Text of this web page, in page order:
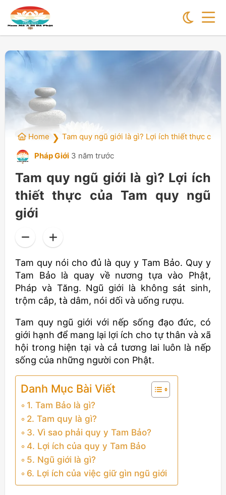
Home ❯ Tam quy ngũ giới là gì? Lợi ích thiết thực của
Pháp Giới 3 năm trước
Tam quy ngũ giới là gì? Lợi ích
thiết thực của Tam quy ngũ
giới
Tam quy nói cho đủ là quy y Tam Bảo. Quy y
Tam Bảo là quay về nương tựa vào Phật,
Pháp và Tăng. Ngũ giới là không sát sinh,
trộm cắp, tà dâm, nói dối và uống rượu.
Tam quy ngũ giới với nếp sống đạo đức, có
giới hạnh để mang lại lợi ích cho tự thân và xã
hội trong hiện tại và cả tương lai luôn là nếp
sống của những người con Phật.
Danh Mục Bài Viết
1. Tam Bảo là gì?
2. Tam quy là gì?
3. Vì sao phải quy y Tam Bảo?
4. Lợi ích của quy y Tam Bảo
5. Ngũ giới là gì?
6. Lợi ích của việc giữ gìn ngũ giới